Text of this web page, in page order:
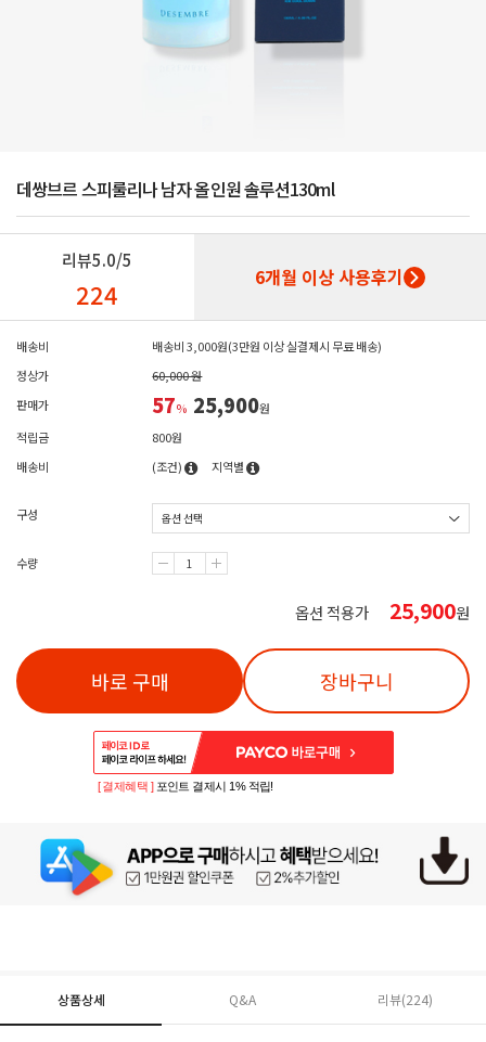
데쌍브르 스피룰리나 남자 올인원 솔루션130ml
리뷰5.0/5
224 6개월 이상 사용후기
배송비
배송비 3,000원(3만원 이상 실결제시 무료 배송)
정상가
60,000 원
판매가
57% 25,900원
적립금
800원
배송비
(조건) 지역별
구성
수량
옵션 적용가 25,900원
바로 구매 장바구니
[ 결제혜택 ] 포인트 결제시 1% 적립!
상품상세 Q&A 리뷰(224)